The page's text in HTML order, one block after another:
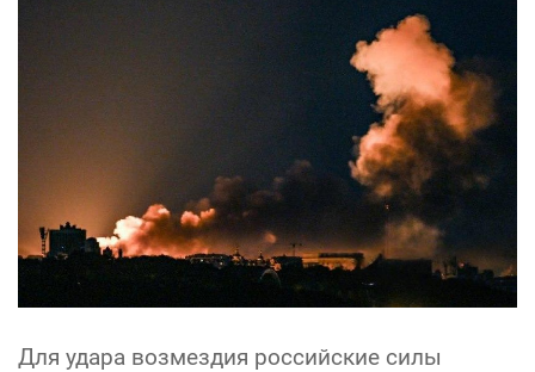
Для удара возмездия российские силы